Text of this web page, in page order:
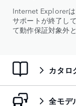
Internet Explorer
サポートが終了し
て動作保証対象外
カタロ
全モデ